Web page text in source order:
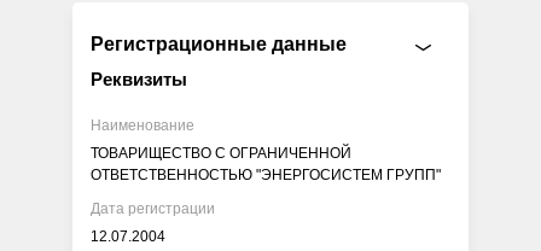
Регистрационные данные
Реквизиты
Наименование
ТОВАРИЩЕСТВО С ОГРАНИЧЕННОЙ
ОТВЕТСТВЕННОСТЬЮ "ЭНЕРГОСИСТЕМ ГРУПП"
Дата регистрации
12.07.2004